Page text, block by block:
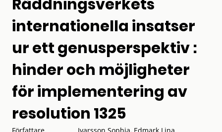
Räddningsverkets
internationella insatser
ur ett genusperspektiv :
hinder och möjligheter
för implementering av
resolution 1325